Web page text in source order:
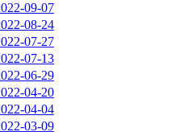
09-07
08-24
07-27
07-13
06-29
04-20
04-04
03-09